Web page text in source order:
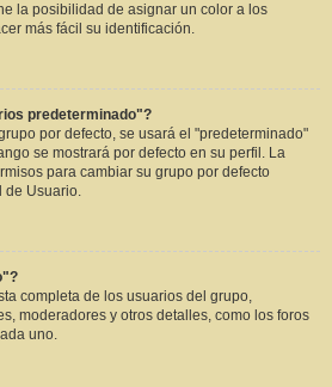
la posibilidad de asignar un color a los
más fácil su identificación.
predeterminado"?
por defecto, se usará el "predeterminado"
se mostrará por defecto en su perfil. La
para cambiar su grupo por defecto
de Usuario.
completa de los usuarios del grupo,
moderadores y otros detalles, como los foros
uno.